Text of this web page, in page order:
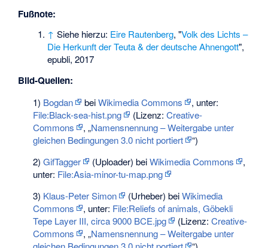
Fußnote:
↑ Siehe hierzu: Eire Rautenberg, "Volk des Lichts –
Die Herkunft der Teuta & der deutsche Ahnengott",
epubli, 2017
Bild-Quellen:
1) Bogdan beiWikimedia Commons
, unter:
File:Black-sea-hist.png
(Lizenz: Creative-
Commons
, „Namensnennung – Weitergabe unter
gleichen Bedingungen 3.0 nicht portiert
“)
2) GifTagger (Uploader) beiWikimedia Commons
,
unter: File:Asia-minor-tu-map.png
3) Klaus-Peter Simon (Urheber) beiWikimedia
Commons
, unter: File:Reliefs of animals, Göbekli
Tepe Layer III, circa 9000 BCE.jpg
(Lizenz: Creative-
Commons
, „Namensnennung – Weitergabe unter